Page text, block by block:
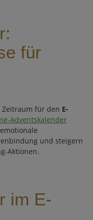
für
Zeitraum für den E-
Adventskalender
und steigern
Aktionen.
im E-